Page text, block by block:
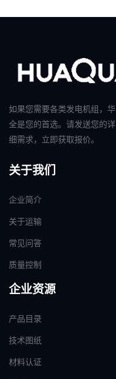
如果您需要各类发电机组，华
全是您的首选。请发送您的详
细需求，立即获取报价。
关于我们
企业简介
关于运输
常见问答
质量控制
企业资源
产品目录
技术图纸
材料认证